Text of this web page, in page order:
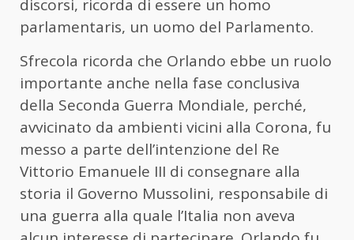
discorsi, ricorda di essere un homo
parlamentaris, un uomo del Parlamento.
Sfrecola ricorda che Orlando ebbe un ruolo
importante anche nella fase conclusiva
della Seconda Guerra Mondiale, perché,
avvicinato da ambienti vicini alla Corona, fu
messo a parte dell’intenzione del Re
Vittorio Emanuele III di consegnare alla
storia il Governo Mussolini, responsabile di
una guerra alla quale l’Italia non aveva